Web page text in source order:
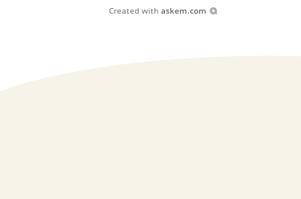
Created with askem.com